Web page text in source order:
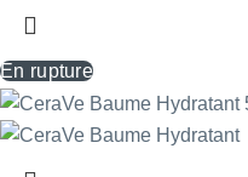
En rupture